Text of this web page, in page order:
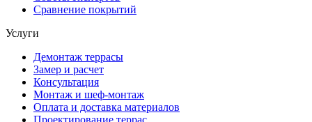
Сравнение покрытий
Услуги
Демонтаж террасы
Замер и расчет
Консультация
Монтаж и шеф-монтаж
Оплата и доставка материалов
Проектирование террас